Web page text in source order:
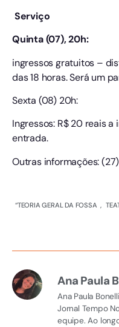
Serviço
Quinta (07), 20h:
ingressos gratuitos –
das 18 horas. Será um
Sexta (08) 20h:
Ingressos: R$ 20 reais a
entrada.
Outras informações:
“TEORIA GERAL DA FOSSA ,
Ana Paula
Ana Paula
Jornal Tempo
equipe. Ao